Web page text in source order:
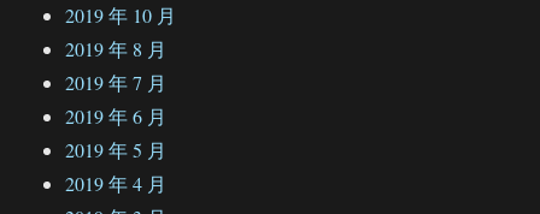
2019 年 10 月
2019 年 8 月
2019 年 7 月
2019 年 6 月
2019 年 5 月
2019 年 4 月